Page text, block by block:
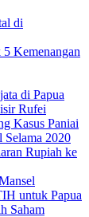
di
Kemenangan
di Papua
Rufei
Kasus Paniai
2020
Rupiah ke
untuk Papua
Saham